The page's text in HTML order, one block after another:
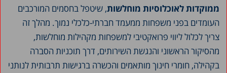
ממוקדות לאוכלוסיות מוחלשות, שיטפל בחסמים המורכבים
העומדים בפני משפחות ממעמד חברתי-כלכלי נמוך. מהלך זה
צריך לכלול ליווי פרואקטיבי למשפחות מקהילות מוחלשות,
מהסיקור הראשוני והנגשת השירותים, דרך תוכניות הסברה
בקהילה, חומרי חינוך מותאמים והכשרה ברגישות תרבותית לנותני